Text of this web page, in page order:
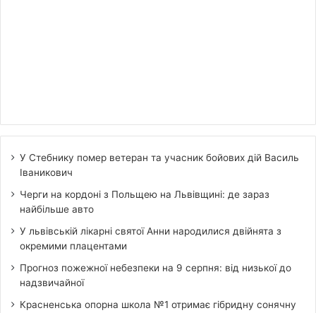
У Стебнику помер ветеран та учасник бойових дій Василь
Іваникович
Черги на кордоні з Польщею на Львівщині: де зараз
найбільше авто
У львівській лікарні святої Анни народилися двійнята з
окремими плацентами
Прогноз пожежної небезпеки на 9 серпня: від низької до
надзвичайної
Красненська опорна школа №1 отримає гібридну сонячну